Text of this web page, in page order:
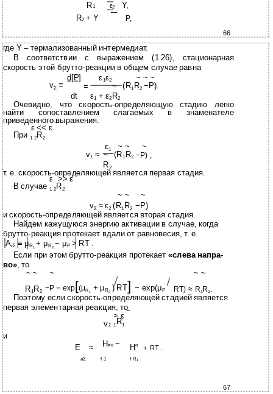
R1 Y,
ε2
R2+ Y P,
66
где Y – термализованный интермедиат.
В соответствии с выражением (1.26), стационарная
скорость этой брутто-реакции в общем случае равна
vΣ ≡
d[P] ε1ε2 ~ ~ ~
dt
= ~ (R1 R2 −P).
ε1 + ε2 R2
Очевидно, что скорость-определяющую стадию легко
найти сопоставлением слагаемых в знаменателе
приведенного выражения.
ε << ε
~
При 1 2 R2
ε1 ~ ~
~
vΣ≈ ~ (R1 R2 −P) ,
R2
т. е. скорость-определяющей является первая стадия.
ε >> ε
~
В случае 1 2 R2
~ ~
~
vΣ ≈ ε2(R1 R2 −P)
и скорость-определяющей является вторая стадия.
Найдем кажущуюся энергию активации в случае, когда
брутто-реакция протекает вдали от равновесия, т. е.
ArΣ ≡ μ R1 + μ R2 − μ P > RT .
Если при этом брутто-реакция протекает «слева напра-
во», то
~ ~
~
+ μR2 ) RT]− exp(μP
~ ~
R1R2 −P = exp[(μR1 RT) ≈ R1R2
Поэтому если скорость-определяющей стадией является
первая элементарная реакция, то
≈ ε
~
vΣ 1 R1
и
E
aΣ
≈ H≠o − Ho + RT .
f 1 f R1
67